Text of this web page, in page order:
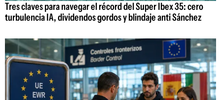
Tres claves para navegar el récord del Super Ibex 35: cero
turbulencia IA, dividendos gordos y blindaje anti Sánchez